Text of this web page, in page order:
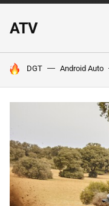
ATV
HOY SE HABLA DE
DGT Android Auto